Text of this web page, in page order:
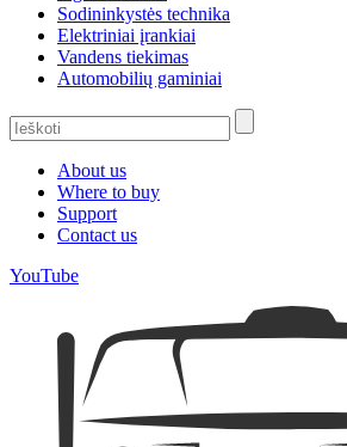
Sodininkystės technika
Elektriniai įrankiai
Vandens tiekimas
Automobilių gaminiai
About us
Where to buy
Support
Contact us
YouTube